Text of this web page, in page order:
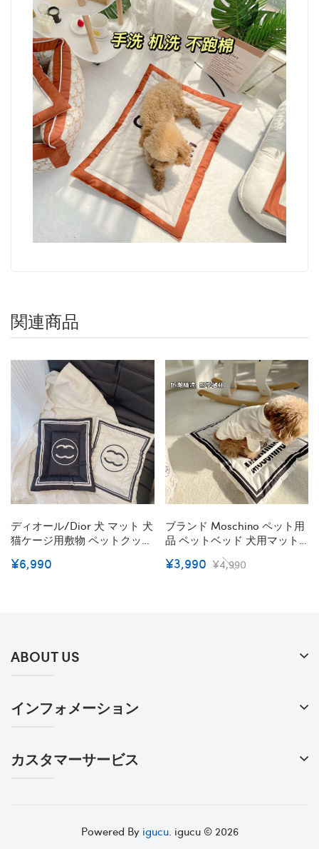
関連商品
ディオール/dior 犬 マット 犬
猫ケージ用敷物 ペットクッシ
ランド 犬用ベッドパッド ペ
¥6,990
ブランド Moschino ペット用
品 ペットベッド 犬用マット
モスキーノ ベッドパッド ク
ッション 猫のマット リバー
¥3,990 ¥4,990
ABOUT US
インフォメーション
カスタマーサービス
Powered By igucu. igucu © 2026